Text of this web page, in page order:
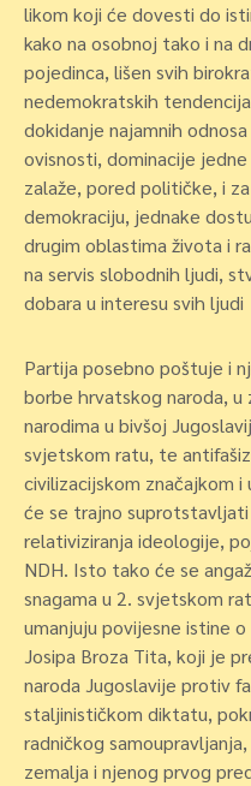
likom koji će dovesti do
kako na osobnoj tako i na
pojedinca, lišen svih
nedemokratskih
dokidanje najamnih
ovisnosti, dominacije
zalaže, pored političke, i
demokraciju, jednake
drugim oblastima života i
na servis slobodnih ljudi,
dobara u interesu svih ljudi
Partija posebno poštuje i
borbe hrvatskog naroda, u
narodima u bivšoj
svjetskom ratu, te
civilizacijskom značajkom
će se trajno
relativiziranja ideologije,
NDH. Isto tako će se
snagama u 2. svjetskom
umanjuju povijesne istine
Josipa Broza Tita, koji je
naroda Jugoslavije protiv
staljinističkom diktatu,
radničkog
zemalja i njenog prvog